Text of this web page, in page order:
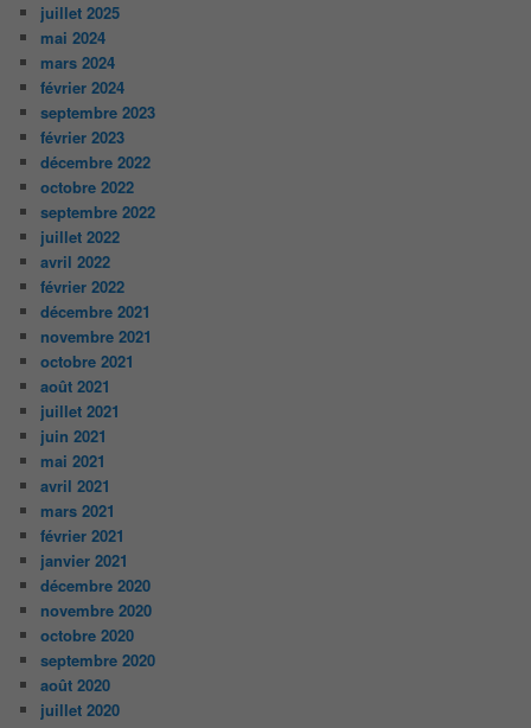
juillet 2025
mai 2024
mars 2024
février 2024
septembre 2023
février 2023
décembre 2022
octobre 2022
septembre 2022
juillet 2022
avril 2022
février 2022
décembre 2021
novembre 2021
octobre 2021
août 2021
juillet 2021
juin 2021
mai 2021
avril 2021
mars 2021
février 2021
janvier 2021
décembre 2020
novembre 2020
octobre 2020
septembre 2020
août 2020
juillet 2020